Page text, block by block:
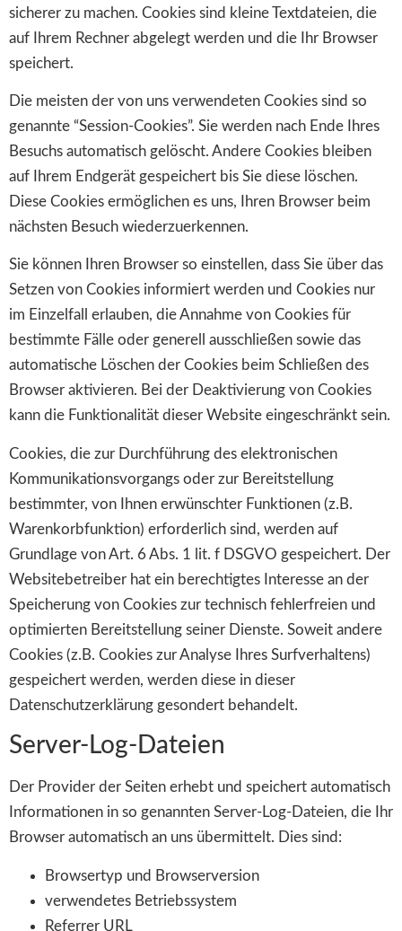
sicherer zu machen. Cookies sind kleine Textdateien, die
auf Ihrem Rechner abgelegt werden und die Ihr Browser
speichert.
Die meisten der von uns verwendeten Cookies sind so
genannte “Session-Cookies”. Sie werden nach Ende Ihres
Besuchs automatisch gelöscht. Andere Cookies bleiben
auf Ihrem Endgerät gespeichert bis Sie diese löschen.
Diese Cookies ermöglichen es uns, Ihren Browser beim
nächsten Besuch wiederzuerkennen.
Sie können Ihren Browser so einstellen, dass Sie über das
Setzen von Cookies informiert werden und Cookies nur
im Einzelfall erlauben, die Annahme von Cookies für
bestimmte Fälle oder generell ausschließen sowie das
automatische Löschen der Cookies beim Schließen des
Browser aktivieren. Bei der Deaktivierung von Cookies
kann die Funktionalität dieser Website eingeschränkt sein.
Cookies, die zur Durchführung des elektronischen
Kommunikationsvorgangs oder zur Bereitstellung
bestimmter, von Ihnen erwünschter Funktionen (z.B.
Warenkorbfunktion) erforderlich sind, werden auf
Grundlage von Art. 6 Abs. 1 lit. f DSGVO gespeichert. Der
Websitebetreiber hat ein berechtigtes Interesse an der
Speicherung von Cookies zur technisch fehlerfreien und
optimierten Bereitstellung seiner Dienste. Soweit andere
Cookies (z.B. Cookies zur Analyse Ihres Surfverhaltens)
gespeichert werden, werden diese in dieser
Datenschutzerklärung gesondert behandelt.
Server-Log-Dateien
Der Provider der Seiten erhebt und speichert automatisch
Informationen in so genannten Server-Log-Dateien, die Ihr
Browser automatisch an uns übermittelt. Dies sind:
Browsertyp und Browserversion
verwendetes Betriebssystem
Referrer URL